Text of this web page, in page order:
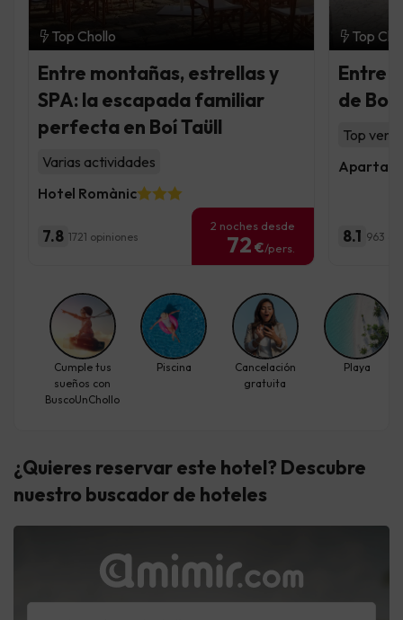
Top Chollo
Entre montañas, estrellas y
SPA: la escapada familiar
perfecta en Boí Taüll
Varias actividades
Hotel Romànic
7.8 1721 opiniones
2 noches desde
72 €/pers.
Top
Entre
de Boí
Top
8.1 963
Cumple tus
sueños con
BuscoUnChollo
Piscina
Cancelación
gratuita
Playa
¿Quieres reservar este hotel? Descubre
nuestro buscador de hoteles